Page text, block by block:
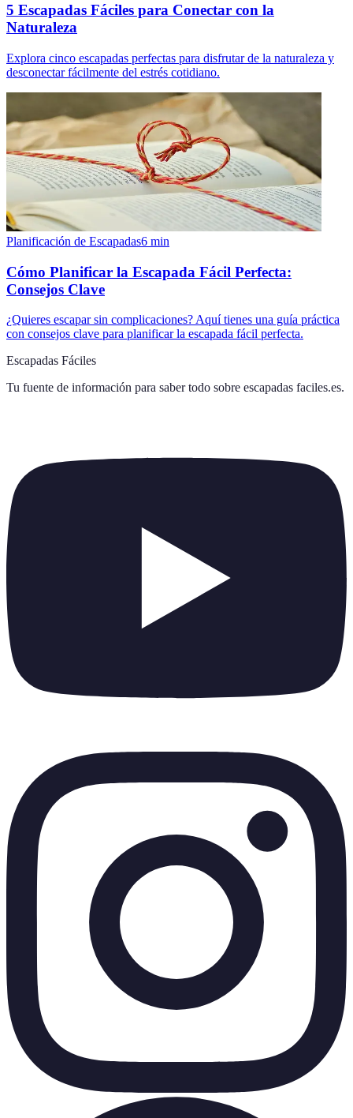
5 Escapadas Fáciles para Conectar con la
Naturaleza
Explora cinco escapadas perfectas para disfrutar de la naturaleza y
desconectar fácilmente del estrés cotidiano.
Planificación de Escapadas6 min
Cómo Planificar la Escapada Fácil Perfecta:
Consejos Clave
¿Quieres escapar sin complicaciones? Aquí tienes una guía práctica
con consejos clave para planificar la escapada fácil perfecta.
Escapadas Fáciles
Tu fuente de información para saber todo sobre escapadas faciles.es.